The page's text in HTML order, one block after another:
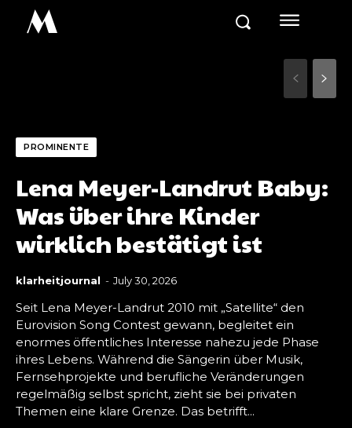
M
PROMINENTE
Lena Meyer-Landrut Baby:
Was über ihre Kinder
wirklich bestätigt ist
klarheitjournal - July 30, 2026
Seit Lena Meyer-Landrut 2010 mit „Satellite“ den
Eurovision Song Contest gewann, begleitet ein
enormes öffentliches Interesse nahezu jede Phase
ihres Lebens. Während die Sängerin über Musik,
Fernsehprojekte und berufliche Veränderungen
regelmäßig selbst spricht, zieht sie bei privaten
Themen eine klare Grenze. Das betrifft...